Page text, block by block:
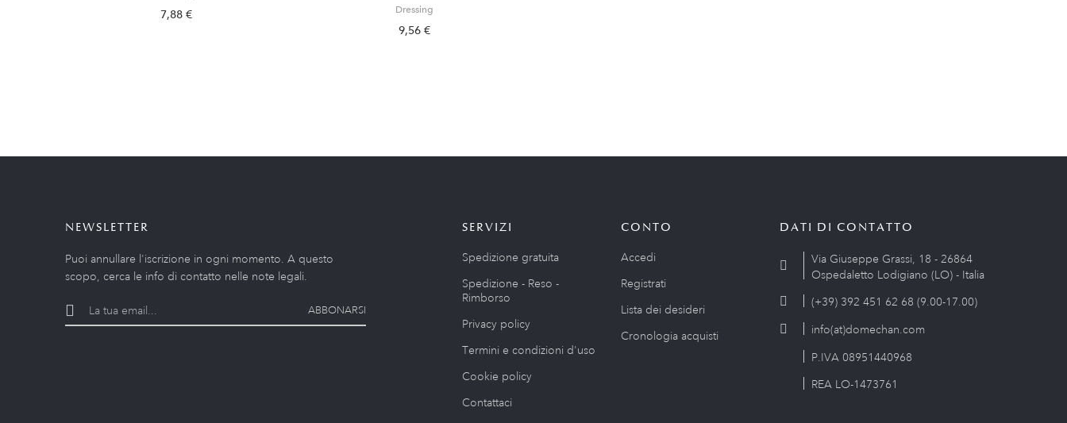
7,88 € Dressing
9,56 €
NEWSLETTER
Puoi annullare l'iscrizione in ogni momento. A questo
scopo, cerca le info di contatto nelle note legali.
ABBONARSI
SERVIZI
Spedizione gratuita
Spedizione - Reso -
Rimborso
Privacy policy
Termini e condizioni d'uso
Cookie policy
Contattaci
CONTO
Accedi
Registrati
Lista dei desideri
Cronologia acquisti
DATI DI CONTATTO
Via Giuseppe Grassi, 18 - 26864
Ospedaletto Lodigiano (LO) - Italia
(+39) 392 451 62 68 (9.00-17.00)
info(at)domechan.com
P.IVA 08951440968
REA LO-1473761